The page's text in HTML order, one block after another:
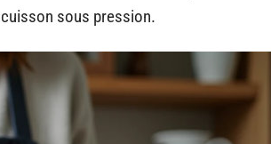
sous pression.